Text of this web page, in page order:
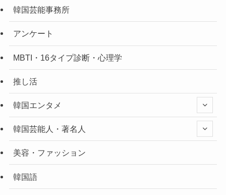
韓国芸能事務所
アンケート
MBTI・16タイプ診断・心理学
推し活
韓国エンタメ
韓国芸能人・著名人
美容・ファッション
韓国語